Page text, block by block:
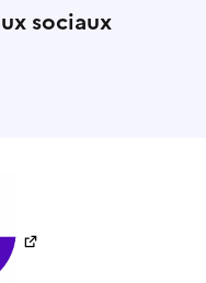
sociaux